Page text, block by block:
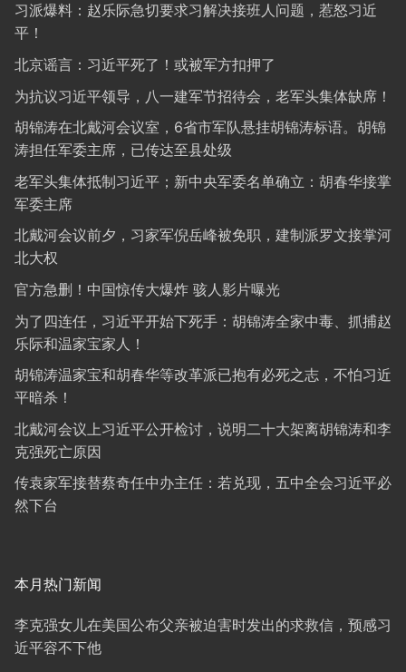
习派爆料：赵乐际急切要求习解决接班人问题，惹怒习近
平！
北京谣言：习近平死了！或被军方扣押了
为抗议习近平领导，八一建军节招待会，老军头集体缺席！
胡锦涛在北戴河会议室，6省市军队悬挂胡锦涛标语。胡锦
涛担任军委主席，已传达至县处级
老军头集体抵制习近平；新中央军委名单确立：胡春华接掌
军委主席
北戴河会议前夕，习家军倪岳峰被免职，建制派罗文接掌河
北大权
官方急删！中国惊传大爆炸 骇人影片曝光
为了四连任，习近平开始下死手：胡锦涛全家中毒、抓捕赵
乐际和温家宝家人！
胡锦涛温家宝和胡春华等改革派已抱有必死之志，不怕习近
平暗杀！
北戴河会议上习近平公开检讨，说明二十大架离胡锦涛和李
克强死亡原因
传袁家军接替蔡奇任中办主任：若兑现，五中全会习近平必
然下台
本月热门新闻
李克强女儿在美国公布父亲被迫害时发出的求救信，预感习
近平容不下他